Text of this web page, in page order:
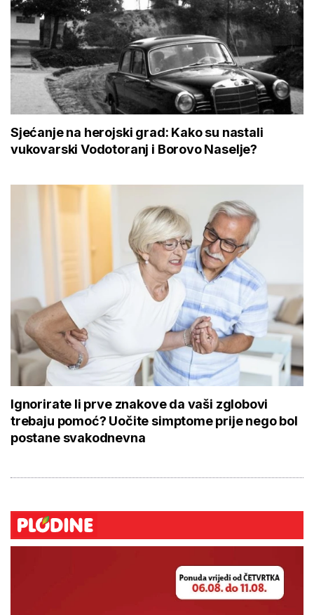
Sjećanje na herojski grad: Kako su nastali
vukovarski Vodotoranj i Borovo Naselje?
Ignorirate li prve znakove da vaši zglobovi
trebaju pomoć? Uočite simptome prije nego bol
postane svakodnevna